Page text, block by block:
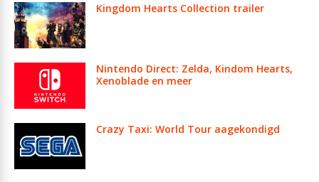
Kingdom Hearts Collection trailer
Nintendo Direct: Zelda, Kindom Hearts,
Xenoblade en meer
Crazy Taxi: World Tour aagekondigd